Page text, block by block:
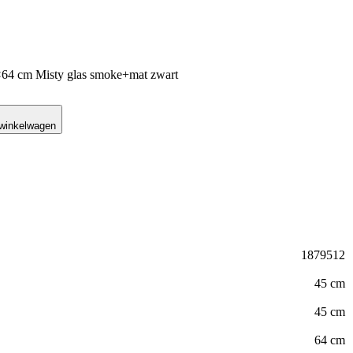
cm Misty glas smoke+mat zwart
1879512
45 cm
45 cm
64 cm